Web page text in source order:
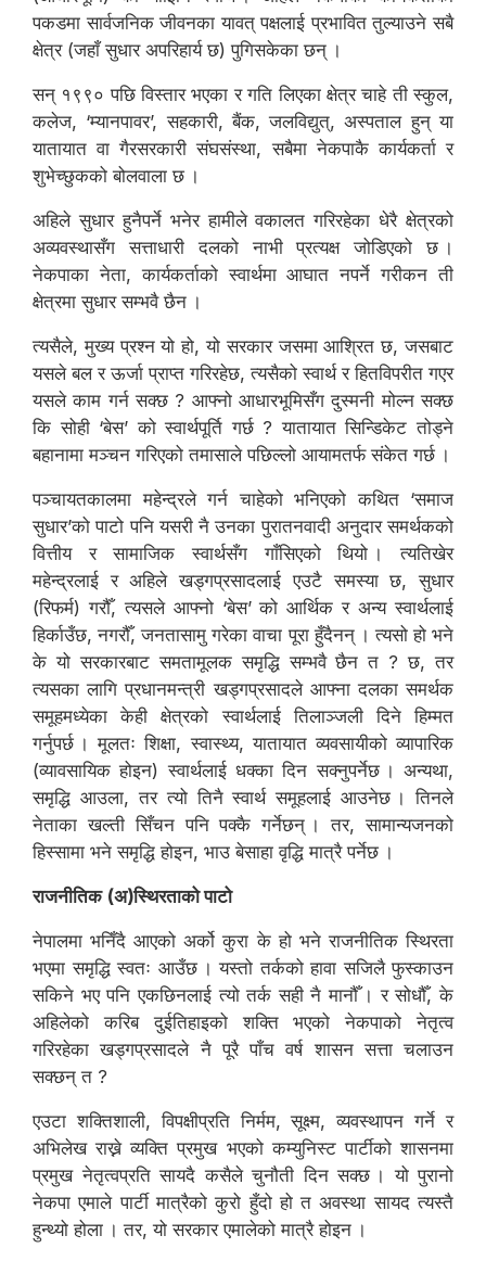
पकडमा सार्वजनिक जीवनका यावत् पक्षलाई प्रभावित तुल्याउने सबै
क्षेत्र (जहाँ सुधार अपरिहार्य छ) पुगिसकेका छन् ।
सन् १९९० पछि विस्तार भएका र गति लिएका क्षेत्र चाहे ती स्कुल,
कलेज, ‘म्यानपावर’, सहकारी, बैंक, जलविद्युत्, अस्पताल हुन् या
यातायात वा गैरसरकारी संघसंस्था, सबैमा नेकपाकै कार्यकर्ता र
शुभेच्छुकको बोलवाला छ ।
अहिले सुधार हुनैपर्ने भनेर हामीले वकालत गरिरहेका धेरै क्षेत्रको
अव्यवस्थासँग सत्ताधारी दलको नाभी प्रत्यक्ष जोडिएको छ ।
नेकपाका नेता, कार्यकर्ताको स्वार्थमा आघात नपर्ने गरीकन ती
क्षेत्रमा सुधार सम्भवै छैन ।
त्यसैले, मुख्य प्रश्न यो हो, यो सरकार जसमा आश्रित छ, जसबाट
यसले बल र ऊर्जा प्राप्त गरिरहेछ, त्यसैको स्वार्थ र हितविपरीत गएर
यसले काम गर्न सक्छ ? आफ्नो आधारभूमिसँग दुस्मनी मोल्न सक्छ
कि सोही ‘बेस’ को स्वार्थपूर्ति गर्छ ? यातायात सिन्डिकेट तोड्ने
बहानामा मञ्चन गरिएको तमासाले पछिल्लो आयामतर्फ संकेत गर्छ ।
पञ्चायतकालमा महेन्द्रले गर्न चाहेको भनिएको कथित ‘समाज
सुधार’को पाटो पनि यसरी नै उनका पुरातनवादी अनुदार समर्थकको
वित्तीय र सामाजिक स्वार्थसँग गाँसिएको थियो । त्यतिखेर
महेन्द्रलाई र अहिले खड्गप्रसादलाई एउटै समस्या छ, सुधार
(रिफर्म) गरौँ, त्यसले आफ्नो ‘बेस’ को आर्थिक र अन्य स्वार्थलाई
हिर्काउँछ, नगरौँ, जनतासामु गरेका वाचा पूरा हुँदैनन् । त्यसो हो भने
के यो सरकारबाट समतामूलक समृद्धि सम्भवै छैन त ? छ, तर
त्यसका लागि प्रधानमन्त्री खड्गप्रसादले आफ्ना दलका समर्थक
समूहमध्येका केही क्षेत्रको स्वार्थलाई तिलाञ्जली दिने हिम्मत
गर्नुपर्छ । मूलतः शिक्षा, स्वास्थ्य, यातायात व्यवसायीको व्यापारिक
(व्यावसायिक होइन) स्वार्थलाई धक्का दिन सक्नुपर्नेछ । अन्यथा,
समृद्धि आउला, तर त्यो तिनै स्वार्थ समूहलाई आउनेछ । तिनले
नेताका खल्ती सिँचन पनि पक्कै गर्नेछन् । तर, सामान्यजनको
हिस्सामा भने समृद्धि होइन, भाउ बेसाहा वृद्धि मात्रै पर्नेछ ।
राजनीतिक (अ)स्थिरताको पाटो
नेपालमा भनिँदै आएको अर्को कुरा के हो भने राजनीतिक स्थिरता
भएमा समृद्धि स्वतः आउँछ । यस्तो तर्कको हावा सजिलै फुस्काउन
सकिने भए पनि एकछिनलाई त्यो तर्क सही नै मानौँ । र सोधौँ, के
अहिलेको करिब दुईतिहाइको शक्ति भएको नेकपाको नेतृत्व
गरिरहेका खड्गप्रसादले नै पूरै पाँच वर्ष शासन सत्ता चलाउन
सक्छन् त ?
एउटा शक्तिशाली, विपक्षीप्रति निर्मम, सूक्ष्म, व्यवस्थापन गर्ने र
अभिलेख राख्ने व्यक्ति प्रमुख भएको कम्युनिस्ट पार्टीको शासनमा
प्रमुख नेतृत्वप्रति सायदै कसैले चुनौती दिन सक्छ । यो पुरानो
नेकपा एमाले पार्टी मात्रैको कुरो हुँदो हो त अवस्था सायद त्यस्तै
हुन्थ्यो होला । तर, यो सरकार एमालेको मात्रै होइन ।